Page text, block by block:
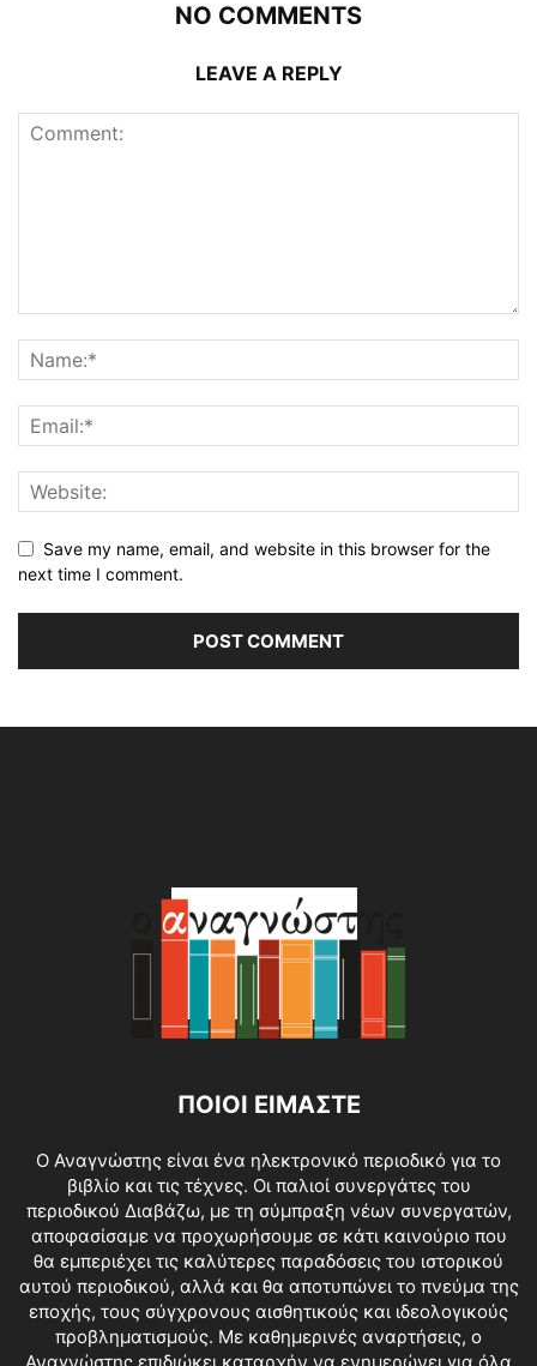
NO COMMENTS
LEAVE A REPLY
Save my name, email, and website in this browser for the
next time I comment.
ΠΟΙΟΙ ΕΙΜΑΣΤΕ
O Αναγνώστης είναι ένα ηλεκτρονικό περιοδικό για το
βιβλίο και τις τέχνες. Οι παλιοί συνεργάτες του
περιοδικού Διαβάζω, με τη σύμπραξη νέων συνεργατών,
αποφασίσαμε να προχωρήσουμε σε κάτι καινούριο που
θα εμπεριέχει τις καλύτερες παραδόσεις του ιστορικού
αυτού περιοδικού, αλλά και θα αποτυπώνει το πνεύμα της
εποχής, τους σύγχρονους αισθητικούς και ιδεολογικούς
προβληματισμούς. Με καθημερινές αναρτήσεις, ο